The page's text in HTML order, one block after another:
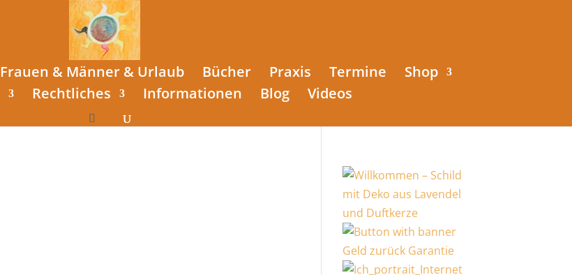
Frauen & Männer & Urlaub Bücher Praxis Termine
Shop
Rechtliches Informationen Blog Videos